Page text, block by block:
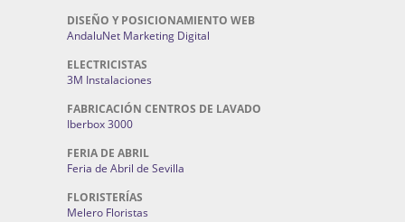
DISEÑO Y POSICIONAMIENTO WEB
AndaluNet Marketing Digital
ELECTRICISTAS
3M Instalaciones
FABRICACIÓN CENTROS DE LAVADO
Iberbox 3000
FERIA DE ABRIL
Feria de Abril de Sevilla
FLORISTERÍAS
Melero Floristas